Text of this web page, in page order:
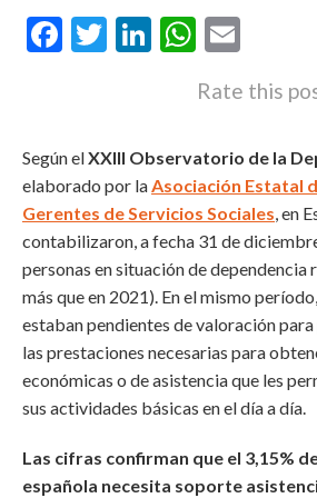
Facebook
Twitter
LinkedIn
Rate this
Según elXXIII Observatorio de la
elaborado por laAsociación Estatal
Gerentes de Servicios Sociales, en
contabilizaron, a fecha 31 de
personas en situación de dependencia
más que en 2021). En el mismo
estaban pendientes de valoración
las prestaciones necesarias para
económicas o de asistencia que les
sus actividades básicas en el día a día.
Las cifras confirman que el 3,15%
española necesita soporte